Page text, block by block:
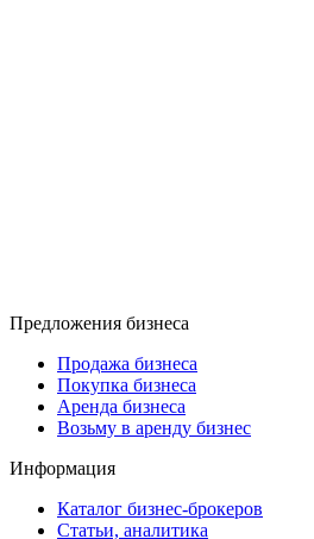
Предложения бизнеса
Продажа бизнеса
Покупка бизнеса
Аренда бизнеса
Возьму в аренду бизнес
Информация
Каталог бизнес-брокеров
Статьи, аналитика